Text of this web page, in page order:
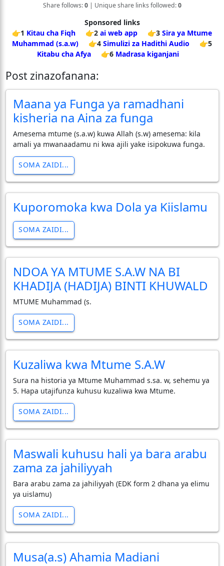
Share follows:0| Unique share links followed:0
Sponsored links
👉1 Kitau cha Fiqh 👉2 ai web app 👉3 Sira ya Mtume
Muhammad (s.a.w)
👉4 Simulizi za Hadithi Audio
👉5
Kitabu cha Afya
👉6 Madrasa kiganjani
Post zinazofanana:
Maana ya Funga ya ramadhani
kisheria na Aina za funga
Amesema mtume (s.a.w) kuwa Allah (s.w) amesema: kila
amali ya mwanaadamu ni kwa ajili yake isipokuwa funga.
SOMA ZAIDI...
Kuporomoka kwa Dola ya Kiislamu
SOMA ZAIDI...
NDOA YA MTUME S.A.W NA BI
KHADIJA (HADIJA) BINTI KHUWALD
MTUME Muhammad (s.
SOMA ZAIDI...
Kuzaliwa kwa Mtume S.A.W
Sura na historia ya Mtume Muhammad s.sa. w, sehemu ya
5. Hapa utajifunza kuhusu kuzaliwa kwa Mtume.
SOMA ZAIDI...
Maswali kuhusu hali ya bara arabu
zama za jahiliyyah
Bara arabu zama za jahiliyyah (EDK form 2 dhana ya elimu
ya uislamu)
SOMA ZAIDI...
Musa(a.s) Ahamia Madiani